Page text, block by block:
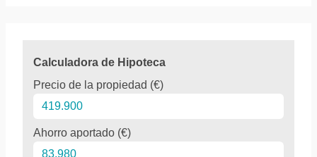
Calculadora de Hipoteca
Precio de la propiedad (€)
Ahorro aportado (€)